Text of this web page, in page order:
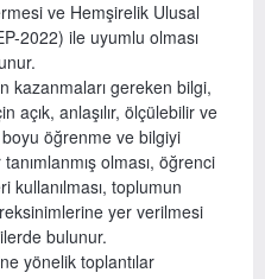
ve Hemşirelik Ulusal
2022) ile uyumlu olması
kazanmaları gereken bilgi,
açık, anlaşılır, ölçülebilir ve
öğrenme ve bilgiyi
olması, öğrenci
kullanılması, toplumun
yer verilmesi
bulunur.
yönelik toplantılar